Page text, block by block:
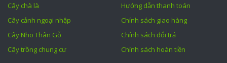
Cây chà là
Cây cảnh ngoại nhập
Cây Nho Thân Gỗ
Cây trồng chung cư
Hướng dẫn thanh toán
Chính sách giao hàng
Chính sách đổi trả
Chính sách hoàn tiền